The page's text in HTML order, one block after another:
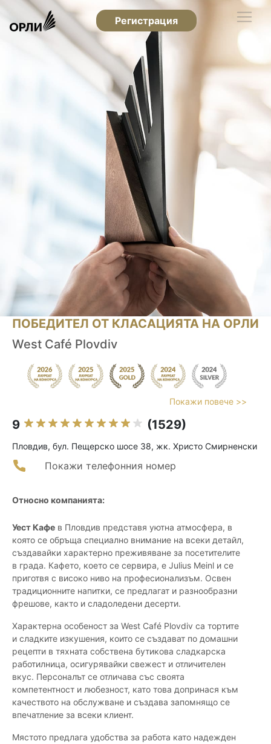
Регистрация
ПОБЕДИТЕЛ ОТ КЛАСАЦИЯТА НА ОРЛИ
West Café Plovdiv
Покажи повече >>
9 (1529)
Пловдив, бул. Пещерско шосе 38, жк. Христо Смирненски
Покажи телефонния номер
Относно компанията:
Уест Кафе в Пловдив представя уютна атмосфера, в
която се обръща специално внимание на всеки детайл,
създавайки характерно преживяване за посетителите
в града. Кафето, което се сервира, е Julius Meinl и се
приготвя с високо ниво на професионализъм. Освен
традиционните напитки, се предлагат и разнообразни
фрешове, както и сладоледени десерти.
Характерна особеност за West Café Plovdiv са тортите
и сладките изкушения, които се създават по домашни
рецепти в тяхната собствена бутикова сладкарска
работилница, осигурявайки свежест и отличителен
вкус. Персоналът се отличава със своята
компетентност и любезност, като това допринася към
качеството на обслужване и създава запомнящо се
впечатление за всеки клиент.
Мястото предлага удобства за работа като надежден